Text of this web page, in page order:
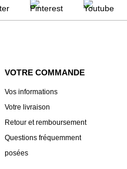
VOTRE COMMANDE
Vos informations
Votre livraison
Retour et remboursement
Questions fréquemment
posées